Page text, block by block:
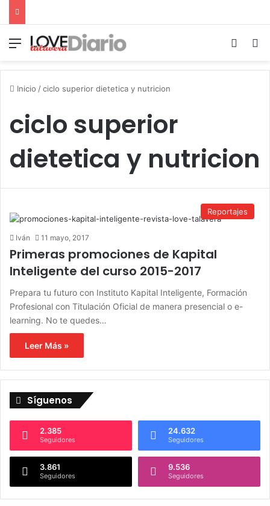
Menú
Inicio /ciclo superior dietetica y nutricion
ciclo superior
dietetica y nutricion
Reportajes
Iván 11 mayo, 2017
Primeras promociones de Kapital
Inteligente del curso 2015-2017
Prepara tu futuro con Instituto Kapital Inteligente, Formación
Profesional con Titulación Oficial de manera presencial o e-
learning. No te quedes…
Leer Más »
Síguenos
2.385
Seguidores
24.632
Seguidores
3.861
Seguidores
9.536
Seguidores